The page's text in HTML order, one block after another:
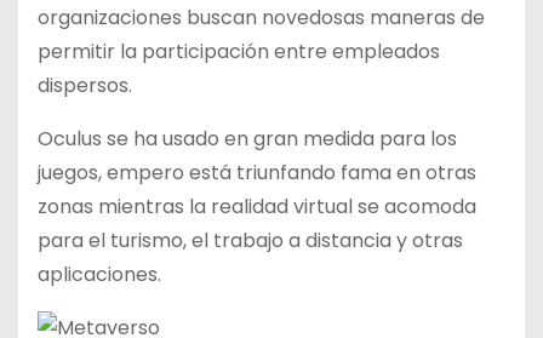
organizaciones buscan novedosas maneras de
permitir la participación entre empleados
dispersos.
Oculus se ha usado en gran medida para los
juegos, empero está triunfando fama en otras
zonas mientras la realidad virtual se acomoda
para el turismo, el trabajo a distancia y otras
aplicaciones.